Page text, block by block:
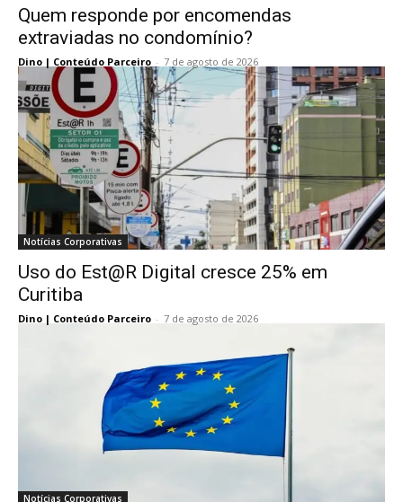
Quem responde por encomendas
extraviadas no condomínio?
Dino | Conteúdo Parceiro - 7 de agosto de 2026
Notícias Corporativas
Uso do Est@R Digital cresce 25% em
Curitiba
Dino | Conteúdo Parceiro - 7 de agosto de 2026
Notícias Corporativas